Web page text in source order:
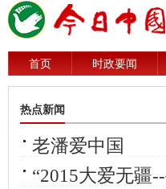
首页 时政要闻
热点新闻
老潘爱中国
“2015大爱无疆